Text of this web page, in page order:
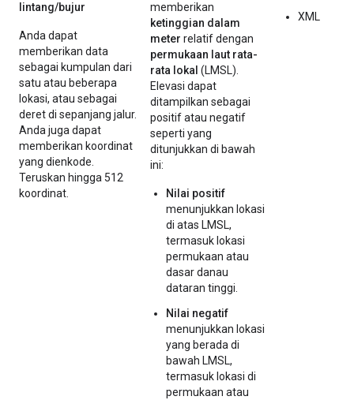
lintang/bujur
Anda dapat
memberikan data
sebagai kumpulan dari
satu atau beberapa
lokasi, atau sebagai
deret di sepanjang jalur.
Anda juga dapat
memberikan koordinat
yang dienkode.
Teruskan hingga 512
koordinat.
memberikan
ketinggian dalam
meter relatif dengan
permukaan laut rata-
rata lokal (LMSL).
Elevasi dapat
ditampilkan sebagai
positif atau negatif
seperti yang
ditunjukkan di bawah
ini:
Nilai positif
menunjukkan lokasi
di atas LMSL,
termasuk lokasi
permukaan atau
dasar danau
dataran tinggi.
Nilai negatif
menunjukkan lokasi
yang berada di
bawah LMSL,
termasuk lokasi di
permukaan atau
XML